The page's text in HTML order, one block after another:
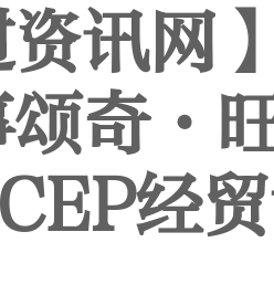
资讯网
颂奇·
经